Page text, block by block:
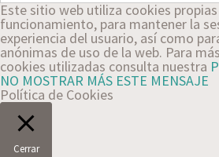
Este sitio web utiliza cookies
funcionamiento, para mantener la
experiencia del usuario, así como
anónimas de uso de la web. Para
cookies utilizadas consulta nuestra
NO MOSTRAR MÁS ESTE MENSAJE
Política de Cookies
Cerrar